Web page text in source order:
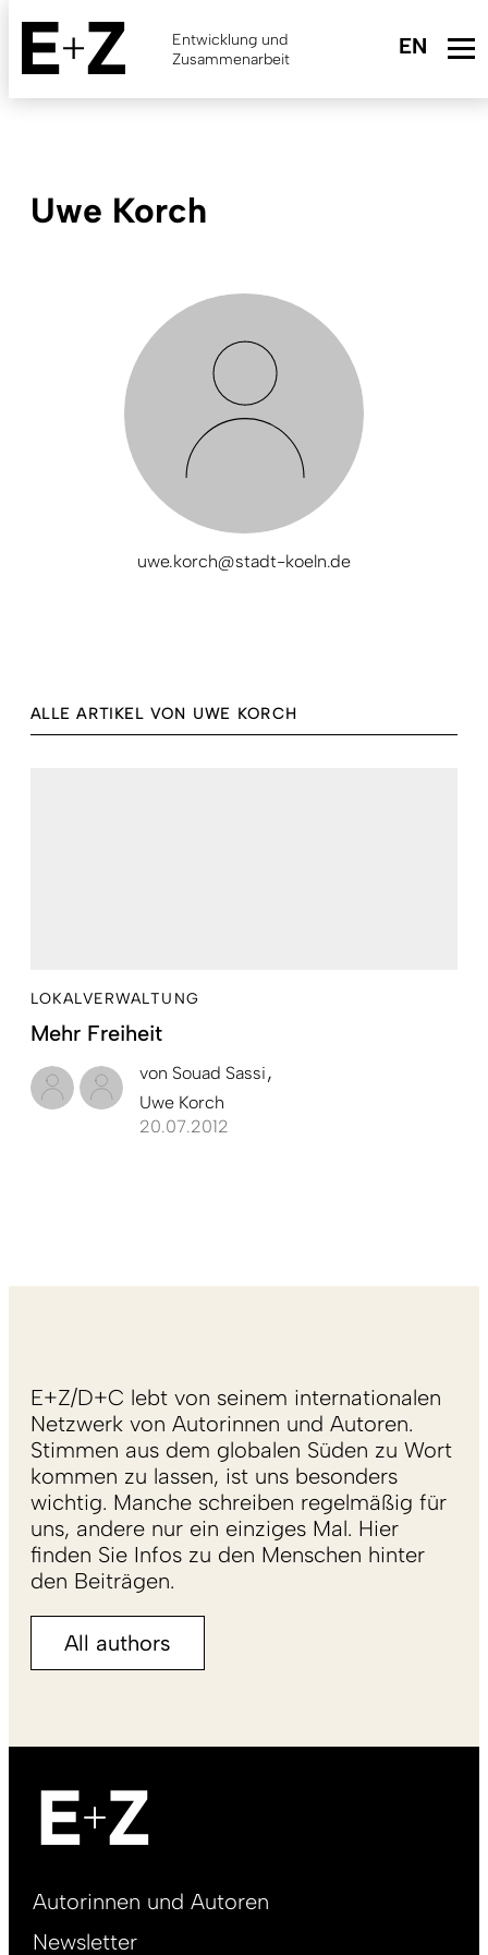
Skip
main
content
Entwicklung und
Zusammenarbeit
Uwe Korch
uwe.korch@stadt-koeln.de
ALLE ARTIKEL VON UWE KORCH
LOKALVERWALTUNG
Mehr Freiheit
von Souad Sassi
Uwe Korch
20.07.2012
E+Z/D+C lebt von seinem internationalen
Netzwerk von Autorinnen und Autoren.
Stimmen aus dem globalen Süden zu Wort
kommen zu lassen, ist uns besonders
wichtig. Manche schreiben regelmäßig für
uns, andere nur ein einziges Mal. Hier
finden Sie Infos zu den Menschen hinter
den Beiträgen.
All authors
Footer
DE
Autorinnen und Autoren
Newsletter